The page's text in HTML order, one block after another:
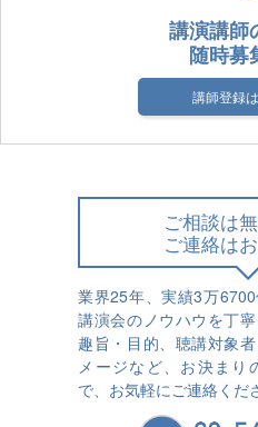
講演講師
随時募
講師登録
ご相談は
ご連絡は
業界25年、実績3万
講演会のノウハウを丁
趣旨・目的、聴講対象
メージなど、お決まり
で、お気軽にご連絡くだ